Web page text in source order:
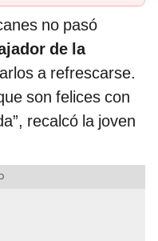
no pasó
de la
a refrescarse.
son felices con
recalcó la joven